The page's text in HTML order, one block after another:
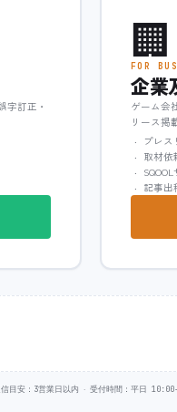
字訂正・
🏢
FOR
企業
ゲーム会
リース掲
プレス
取材
記事出
目安：3営業日以内 ‧ 受付時間：平日